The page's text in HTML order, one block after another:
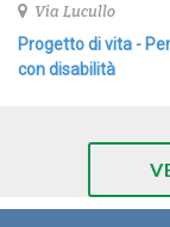
Via Lucullo
Progetto di vita -
con disabilità